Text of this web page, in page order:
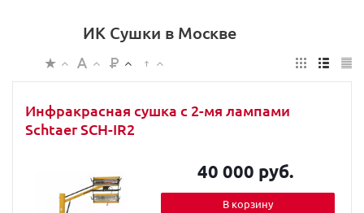
ИК Сушки в Москве
Инфракрасная сушка с 2-мя лампами
Schtaer SCH-IR2
40 000 руб.
В корзину